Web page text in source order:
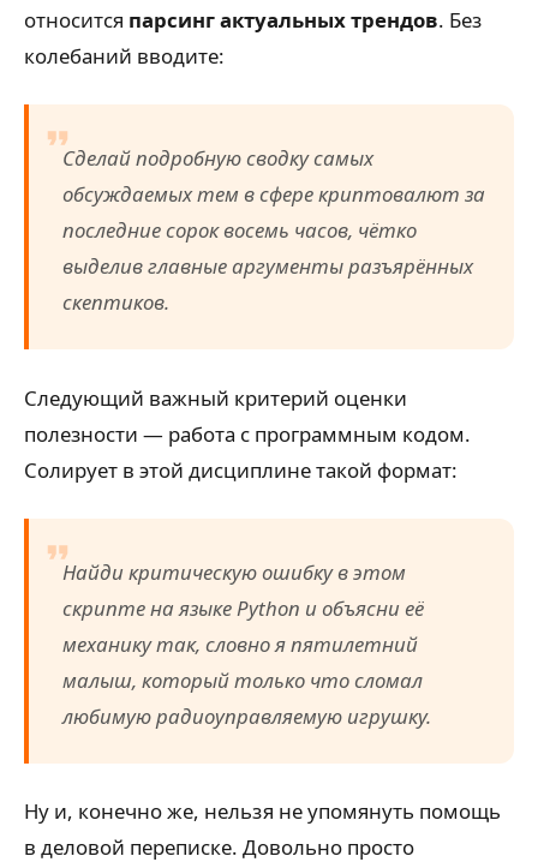
относится парсинг актуальных трендов. Без
колебаний вводите:
Сделай подробную сводку самых
обсуждаемых тем в сфере криптовалют за
последние сорок восемь часов, чётко
выделив главные аргументы разъярённых
скептиков.
Следующий важный критерий оценки
полезности — работа с программным кодом.
Солирует в этой дисциплине такой формат:
Найди критическую ошибку в этом
скрипте на языкеPython и объясни её
механику так, словно я пятилетний
малыш, который только что сломал
любимую радиоуправляемую игрушку.
Ну и, конечно же, нельзя не упомянуть помощь
в деловой переписке. Довольно просто